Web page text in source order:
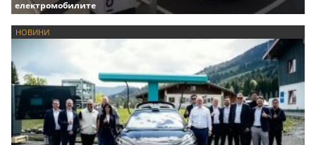
електромобилите
НОВИНИ